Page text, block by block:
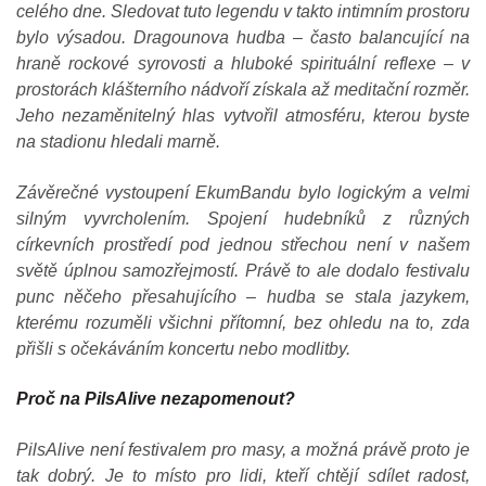
celého dne. Sledovat tuto legendu v takto intimním prostoru
bylo výsadou. Dragounova hudba – často balancující na
hraně rockové syrovosti a hluboké spirituální reflexe – v
prostorách klášterního nádvoří získala až meditační rozměr.
Jeho nezaměnitelný hlas vytvořil atmosféru, kterou byste
na stadionu hledali marně.
Závěrečné vystoupení EkumBandu bylo logickým a velmi
silným vyvrcholením. Spojení hudebníků z různých
církevních prostředí pod jednou střechou není v našem
světě úplnou samozřejmostí. Právě to ale dodalo festivalu
punc něčeho přesahujícího – hudba se stala jazykem,
kterému rozuměli všichni přítomní, bez ohledu na to, zda
přišli s očekáváním koncertu nebo modlitby.
Proč na PilsAlive nezapomenout?
PilsAlive není festivalem pro masy, a možná právě proto je
tak dobrý. Je to místo pro lidi, kteří chtějí sdílet radost,